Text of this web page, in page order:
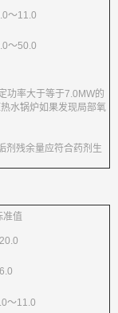
～11.0
～50.0
功率大于等于7.0MW的
水锅炉如果发现局部氧
剂残余量应符合药剂生
准值
～11.0